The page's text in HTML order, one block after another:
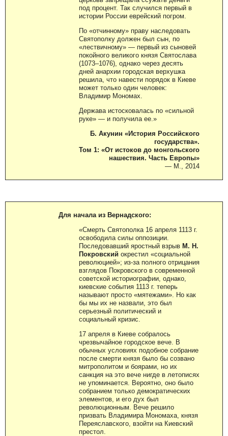
под процент. Так случился первый в
истории России еврейский погром.
По «отчинному» праву наследовать
Святополку должен был сын, по
«лествичному» — первый из сыновей
покойного великого князя Святослава
(1073–1076), однако через десять
дней анархии городская верхушка
решила, что навести порядок в Киеве
может только один человек:
Владимир Мономах.
Держава истосковалась по «сильной
руке» — и получила ее.»
Б. Акунин «История Российского
государства».
Том 1: «От истоков до монгольского
нашествия. Часть Европы»
— М., 2014
Для начала из Вернадского:
«Смерть Святополка 16 апреля 1113 г.
освободила силы оппозиции.
Последовавший яростный взрыв М. Н.
Покровский окрестил «социальной
революцией»; из-за полного отрицания
взглядов Покровского в современной
советской историографии, однако,
киевские события 1113 г. теперь
называют просто «мятежами». Но как
бы мы их не назвали, это был
серьезный политический и
социальный кризис.
17 апреля в Киеве собралось
чрезвычайное городское вече. В
обычных условиях подобное собрание
после смерти князя было бы созвано
митрополитом и боярами, но их
санкция на это вече нигде в летописях
не упоминается. Вероятно, оно было
собранием только демократических
элементов, и его дух был
революционным. Вече решило
призвать Владимира Мономаха, князя
Переяславского, взойти на Киевский
престол.